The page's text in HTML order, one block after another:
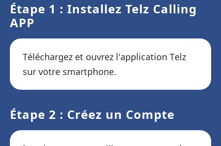
Étape 1 : Installez Telz Calling
APP
Téléchargez et ouvrez l'application Telz
sur votre smartphone.
Étape 2 : Créez un Compte